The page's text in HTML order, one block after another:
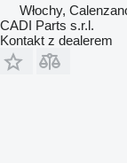
Włochy,
CADI Parts s.r.l.
Kontakt z dealerem